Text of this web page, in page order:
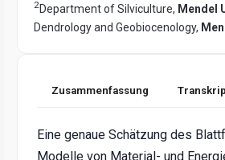
2Department of Silviculture, Mendel
Dendrology and Geobiocenology,
Zusammenfassung
Eine genaue Schätzung des
Modelle von Material- und